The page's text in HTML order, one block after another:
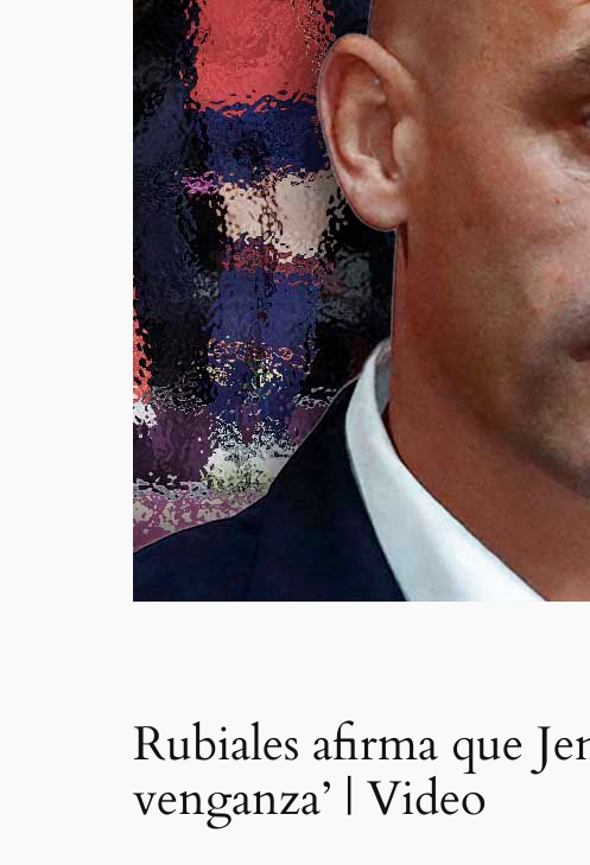
Rubiales afirma que
venganza’ | Video